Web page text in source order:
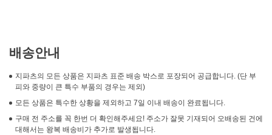
배송안내
지파츠의 모든 상품은 지파츠 표준 배송 박스로 포장되어 공급합니다. (단 부
피와 중량이 큰 특수 부품의 경우는 제외)
모든 상품은 특수한 상황을 제외하고 7일 이내 배송이 완료됩니다.
구매 전 주소를 꼭 한번 더 확인해주세요! 주소가 잘못 기재되어 오배송된 건에
대해서는 왕복 배송비가 추가로 발생됩니다.